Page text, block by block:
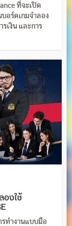
ที่จะเปิด
อร์ดเกมจำลอง
รเงิน และการ
องใช้
รทำงานแบบมือ